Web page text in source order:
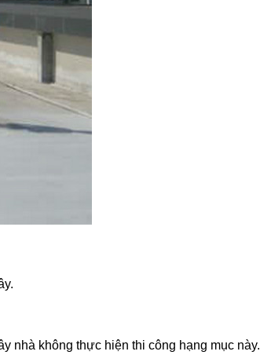
nhà không thực hiện thi công hạng mục này.